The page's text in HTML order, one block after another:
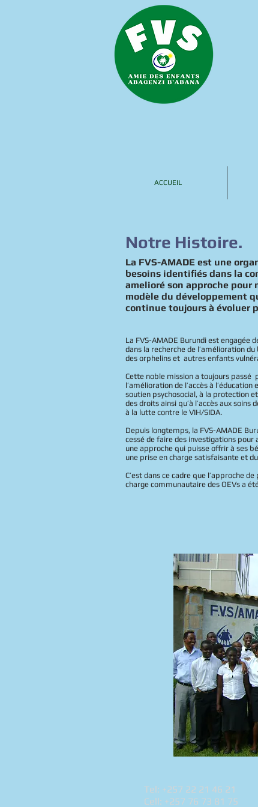
ACCUEIL
Notre Histoire.
La FVS-AMADE est une
besoins identifiés dans la
amelioré son approche pour
modèle du développement
continue toujours à évoluer
La FVS-AMADE Burundi est engagée
dans la recherche de l’amélioration
des orphelins et autres enfants
Cette noble mission a toujours passé
l’amélioration de l’accès à l’éducation
soutien psychosocial, à la protection
des droits ainsi qu’à l’accès aux soins
à la lutte contre le VIH/SIDA.
Depuis longtemps, la FVS-AMADE
cessé de faire des investigations pour
une approche qui puisse offrir à ses
une prise en charge satisfaisante et
C’est dans ce cadre que l’approche de
charge communautaire des OEVs a
Tel: +257 22 21 46 21
Cell: +257 76 73 81 75